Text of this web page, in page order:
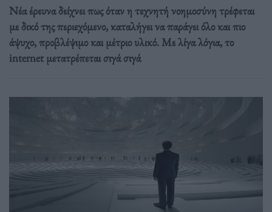
Νέα έρευνα δείχνει πως όταν η τεχνητή νοημοσύνη τρέφεται
με δικό της περιεχόμενο, καταλήγει να παράγει όλο και πιο
άψυχο, προβλέψιμο και μέτριο υλικό. Με λίγα λόγια, το
internet μετατρέπεται σιγά σιγά